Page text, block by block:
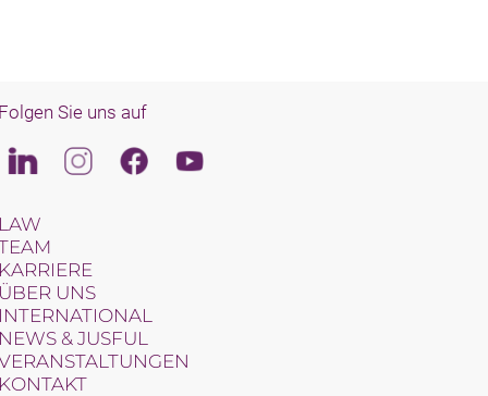
Sie uns auf
LinkedinInstagramFacebookYoutube
UNS
& JUSFUL